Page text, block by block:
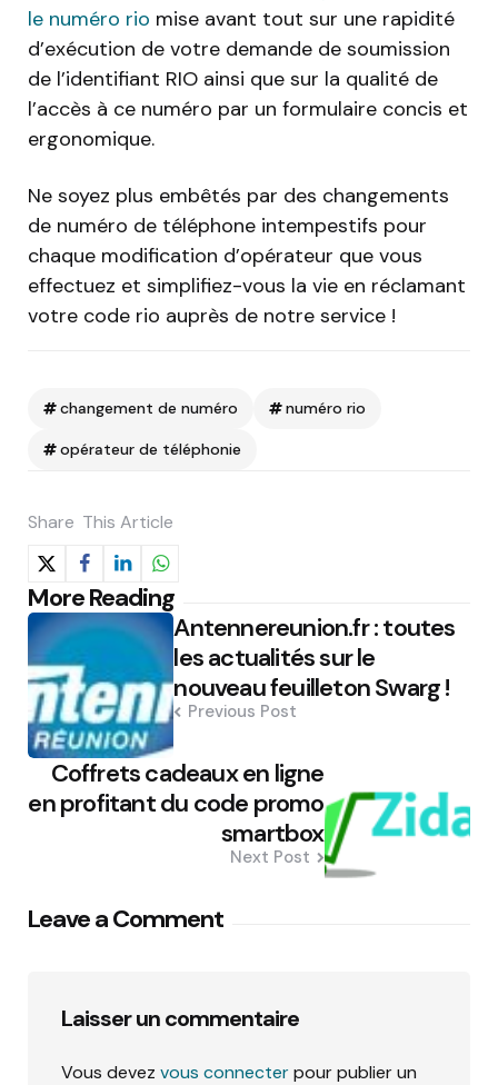
le numéro rio mise avant tout sur une rapidité
d’exécution de votre demande de soumission
de l’identifiant RIO ainsi que sur la qualité de
l’accès à ce numéro par un formulaire concis et
ergonomique.
Ne soyez plus embêtés par des changements
de numéro de téléphone intempestifs pour
chaque modification d’opérateur que vous
effectuez et simplifiez-vous la vie en réclamant
votre code rio auprès de notre service !
changement de numéro numéro rio
opérateur de téléphonie
Share This Article
More Reading
Post
navigationAntennereunion.fr : toutes
les actualités sur le
nouveau feuilleton Swarg !
Previous Post
Coffrets cadeaux en ligne
en profitant du code promo
smartbox
Next Post
Leave a Comment
Laisser un commentaire
Vous devez vous connecterpour publier un